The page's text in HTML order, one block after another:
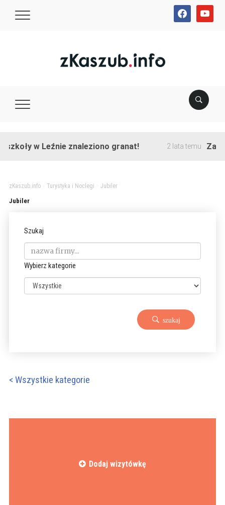
facebookyoutube
w Leźnie znaleziono granat! 2 lata temu
zKaszub.info> Turystyka i Noclegi Jubiler
Jubiler
Szukaj
Wybierz kategorie
szukaj
< Wszystkie kategorie
Dodaj wizytówkę